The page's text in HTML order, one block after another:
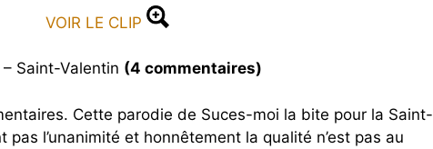
VOIR LE CLIP
– Saint-Valentin (4 commentaires)
Cette parodie de Suces-moi la bite pour la Saint-
pas l’unanimité et honnêtement la qualité n’est pas au